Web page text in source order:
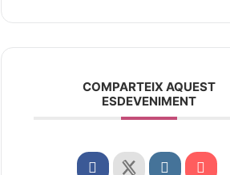
COMPARTEIX AQUEST
ESDEVENIMENT